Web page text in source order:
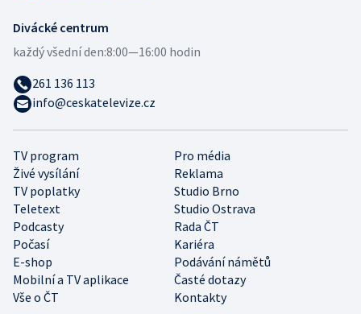
TV program
Pro média
Živé vysílání
Reklama
TV poplatky
Studio Brno
Teletext
Studio Ostrava
Podcasty
Rada ČT
Počasí
Kariéra
E-shop
Podávání námětů
Mobilní a TV aplikace
Časté dotazy
Vše o ČT
Kontakty
Divácké centrum
každý všední den:8:00—16:00 hodin
261 136 113
info@ceskatelevize.cz